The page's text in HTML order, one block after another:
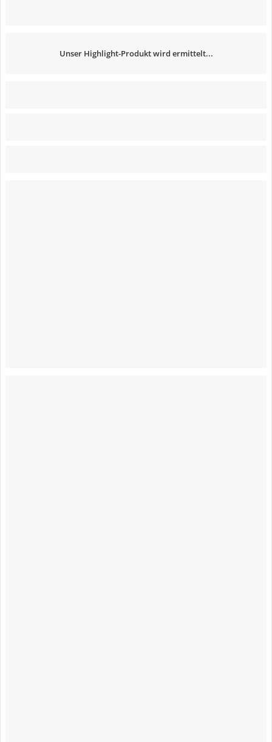
Unser Highlight-Produkt wird ermittelt...